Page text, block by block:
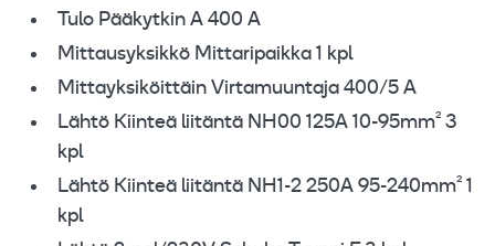
Tulo Pääkytkin A 400 A
Mittausyksikkö Mittaripaikka 1 kpl
Mittayksiköittäin Virtamuuntaja 400/5 A
Lähtö Kiinteä liitäntä NH00 125A 10-95mm² 3
kpl
Lähtö Kiinteä liitäntä NH1-2 250A 95-240mm² 1
kpl